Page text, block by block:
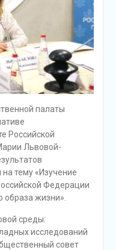
палаты
Российской
Львовой-
тему «Изучение
Федерации
образа жизни».
среды:
исследований
совет